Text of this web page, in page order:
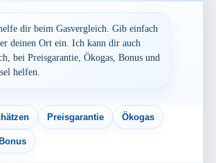
dir beim Gasvergleich. Gib einfach
deinen Ort ein. Ich kann dir auch
bei Preisgarantie, Ökogas, Bonus und
helfen.
Preisgarantie Ökogas
Bonus